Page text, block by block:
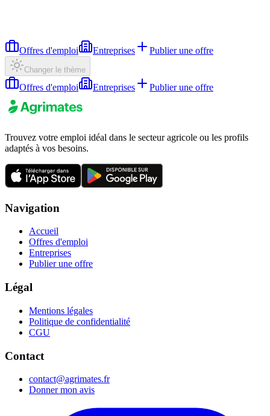
Offres d'emploi Entreprises Publier une offre
Changer le thème
Offres d'emploi Entreprises Publier une offre
Trouvez votre emploi idéal dans le secteur agricole ou les profils
adaptés à vos besoins.
Navigation
Accueil
Offres d'emploi
Entreprises
Publier une offre
Légal
Mentions légales
Politique de confidentialité
CGU
Contact
contact@agrimates.fr
Donner mon avis